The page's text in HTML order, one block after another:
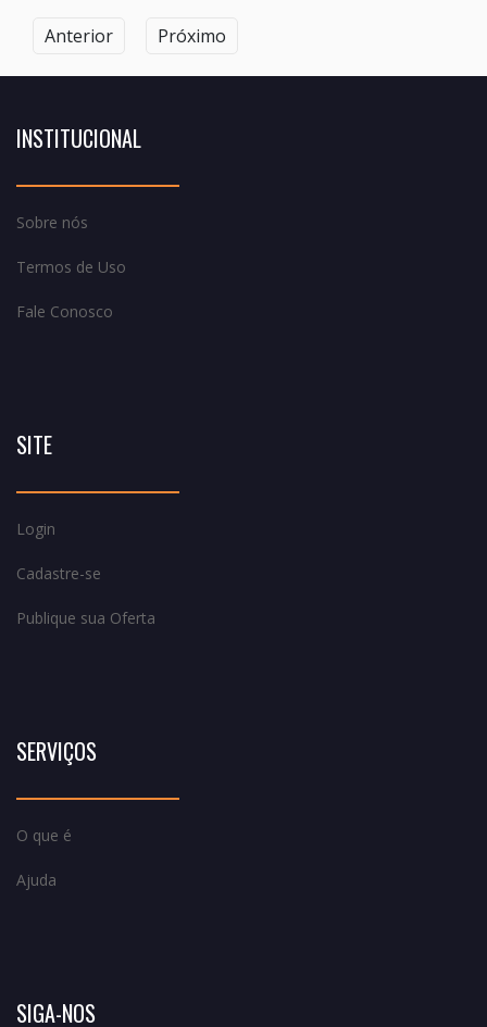
Anterior Próximo
INSTITUCIONAL
Sobre nós
Termos de Uso
Fale Conosco
SITE
Login
Cadastre-se
Publique sua Oferta
SERVIÇOS
O que é
Ajuda
SIGA-NOS